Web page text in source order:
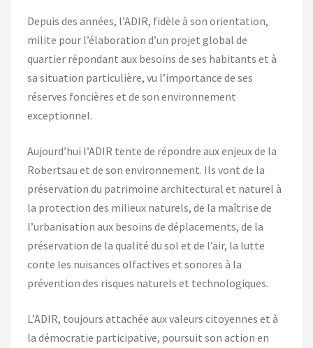
Depuis des années, l’ADIR, fidèle à son orientation,
milite pour l’élaboration d’un projet global de
quartier répondant aux besoins de ses habitants et à
sa situation particulière, vu l’importance de ses
réserves foncières et de son environnement
exceptionnel.
Aujourd’hui l’ADIR tente de répondre aux enjeux de la
Robertsau et de son environnement. Ils vont de la
préservation du patrimoine architectural et naturel à
la protection des milieux naturels, de la maîtrise de
l’urbanisation aux besoins de déplacements, de la
préservation de la qualité du sol et de l’air, la lutte
conte les nuisances olfactives et sonores à la
prévention des risques naturels et technologiques.
L’ADIR, toujours attachée aux valeurs citoyennes et à
la démocratie participative, poursuit son action en